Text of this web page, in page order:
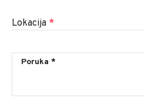
Lokacija *